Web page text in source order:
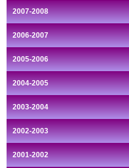
2007-2008
2006-2007
2005-2006
2004-2005
2003-2004
2002-2003
2001-2002